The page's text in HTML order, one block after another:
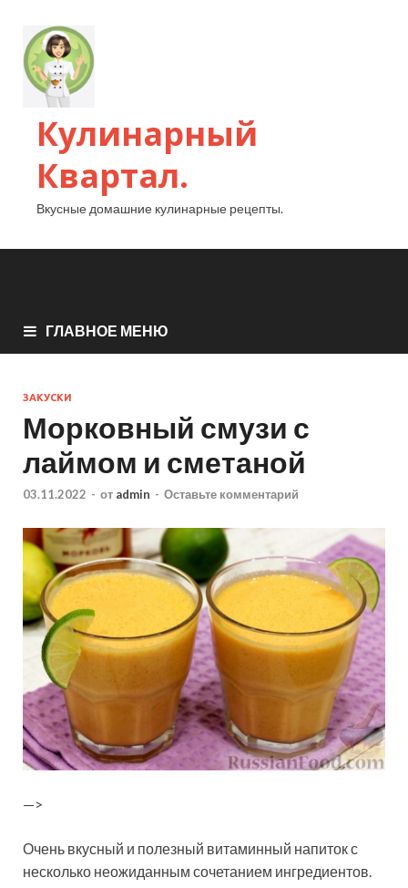
Кулинарный
Квартал.
Вкусные домашние кулинарные рецепты.
ГЛАВНОЕ МЕНЮ
ЗАКУСКИ
Морковный смузи с
лаймом и сметаной
03.11.2022 - от admin - Оставьте комментарий
—>
Очень вкусный и полезный витаминный напиток с
несколько неожиданным сочетанием ингредиентов.